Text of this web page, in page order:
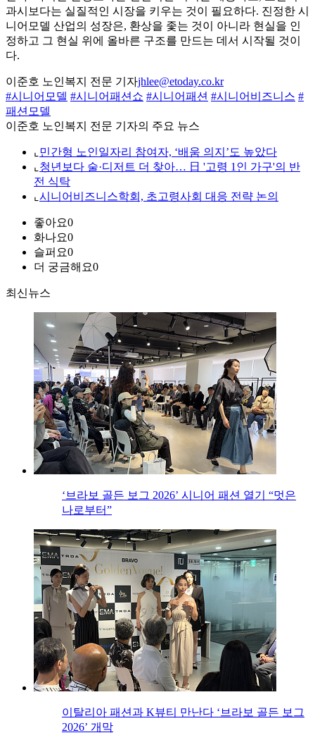
과시보다는 실질적인 시장을 키우는 것이 필요하다. 진정한 시
니어모델 산업의 성장은, 환상을 좇는 것이 아니라 현실을 인
정하고 그 현실 위에 올바른 구조를 만드는 데서 시작될 것이
다.
이준호 노인복지 전문 기자jhlee@etoday.co.kr
#시니어모델 #시니어패션쇼 #시니어패션 #시니어비즈니스 #
패션모델
이준호 노인복지 전문 기자의 주요 뉴스
⌞ 민간형 노인일자리 참여자, ‘배움 의지’도 높았다
⌞ 청년보다 술·디저트 더 찾아… 日 '고령 1인 가구'의 반
전 식탁
⌞ 시니어비즈니스학회, 초고령사회 대응 전략 논의
좋아요0
화나요0
슬퍼요0
더 궁금해요0
최신뉴스
‘브라보 골든 보그 2026’ 시니어 패션 열기 “멋은
나로부터”
이탈리아 패션과 K뷰티 만난다 ‘브라보 골든 보그
2026’ 개막